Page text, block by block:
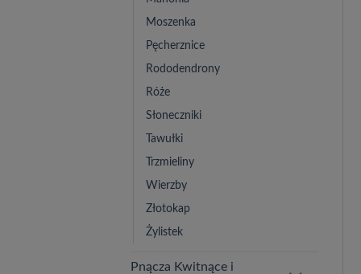
Moszenka
Pęcherznice
Rododendrony
Róże
Słoneczniki
Tawułki
Trzmieliny
Wierzby
Złotokap
Żylistek
Pnącza Kwitnące i